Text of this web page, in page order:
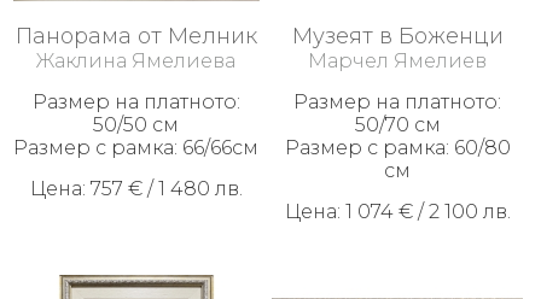
Панорама от Мелник
Жаклина Ямелиева
Размер на платното:
50/50 см
Размер с рамка: 66/66см
Цена: 757 € / 1 480 лв.
Музеят в Боженци
Марчел Ямелиев
Размер на платното:
50/70 см
Размер с рамка: 60/80
см
Цена: 1 074 € / 2 100 лв.